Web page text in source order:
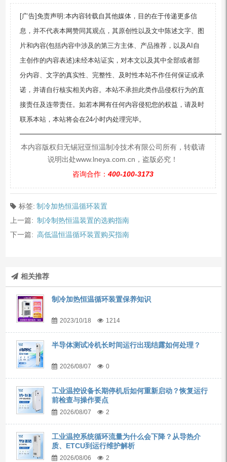
[广告]免责声明:本内容转载自其他媒体，目的在于传递更多信
息，并不代表本网赞同其观点，其原创性以及文中陈述文字、图
片和内容(包括内容中涉及的第三方主体、产品推荐，以及AI自
主创作的内容表述)未经本站证实，对本文以及其中全部或者部
分内容、文字的真实性、完整性、及时性本站不作任何保证或承
诺，并请自行核实相关内容。本站不承担此类作品侵权行为的直
接责任及连带责任。如若本网有任何内容侵犯您的权益，请及时
联系本站，本站将会在24小时内处理完毕。
本内容版权归无锡冠亚恒温制冷技术有限公司所有，转载请
说明出处www.lneya.com.cn，盗版必究！
咨询合作： 400-100-3173
标签: 制冷加热恒温循环装置
上一篇: 制冷制热恒温装置的选购指南
下一篇: 高低温恒温循环装置购买指南
相关推荐
制冷加热恒温循环装置保养知识
2023/10/18 1214
半导体测试冷机长时间运行出现结露如何处理？
2026/08/07 0
工业温控设备长期停机后如何重新启动？恢复运行
前检查与操作要点
2026/08/07 2
工业温控系统循环流量为什么会下降？从导热介
质、ETCU到运行维护解析
2026/08/06 2